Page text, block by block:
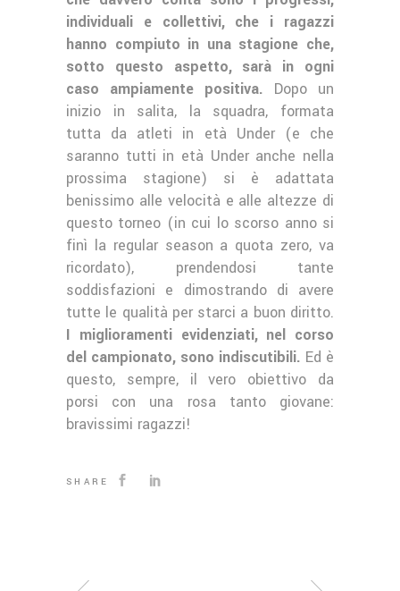
individuali e collettivi, che i ragazzi
hanno compiuto in una stagione che,
sotto questo aspetto, sarà in ogni
caso ampiamente positiva. Dopo un
inizio in salita, la squadra, formata
tutta da atleti in età Under (e che
saranno tutti in età Under anche nella
prossima stagione) si è adattata
benissimo alle velocità e alle altezze di
questo torneo (in cui lo scorso anno si
finì la regular season a quota zero, va
ricordato), prendendosi tante
soddisfazioni e dimostrando di avere
tutte le qualità per starci a buon diritto.
I miglioramenti evidenziati, nel corso
del campionato, sono indiscutibili. Ed è
questo, sempre, il vero obiettivo da
porsi con una rosa tanto giovane:
bravissimi ragazzi!
SHARE